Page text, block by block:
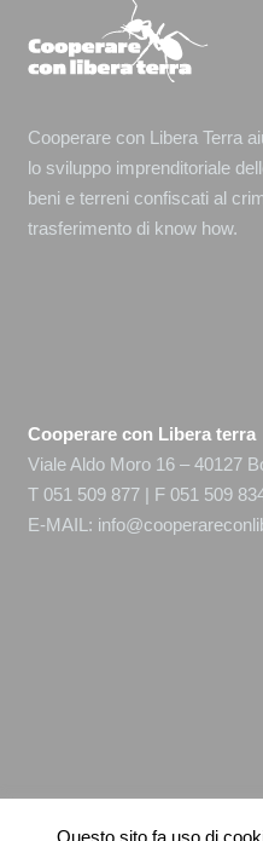
Cooperare con Libera Terra
lo sviluppo imprenditoriale
beni e terreni confiscati al
trasferimento di know how.
Cooperare con Libera terra
Viale Aldo Moro 16 – 40127
T 051 509 877 | F 051 509
E-MAIL: